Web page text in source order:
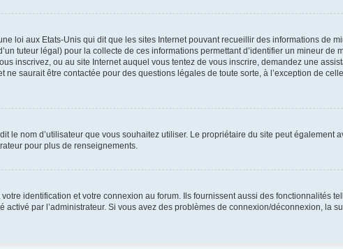
loi aux Etats-Unis qui dit que les sites Internet pouvant recueillir des informations de
tuteur légal) pour la collecte de ces informations permettant d’identifier un mineur de
inscrivez, ou au site Internet auquel vous tentez de vous inscrire, demandez une
ne saurait être contactée pour des questions légales de toute sorte, à l’exception de
le nom d’utilisateur que vous souhaitez utiliser. Le propriétaire du site peut également
pour plus de renseignements.
identification et votre connexion au forum. Ils fournissent aussi des fonctionnalités
activé par l’administrateur. Si vous avez des problèmes de connexion/déconnexion, la